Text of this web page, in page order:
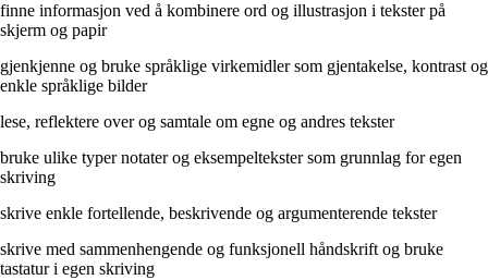
finne informasjon ved å kombinere ord og illustrasjon i tekster på
skjerm og papir
gjenkjenne og bruke språklige virkemidler som gjentakelse, kontrast og
enkle språklige bilder
lese, reflektere over og samtale om egne og andres tekster
bruke ulike typer notater og eksempeltekster som grunnlag for egen
skriving
skrive enkle fortellende, beskrivende og argumenterende tekster
skrive med sammenhengende og funksjonell håndskrift og bruke
tastatur i egen skriving